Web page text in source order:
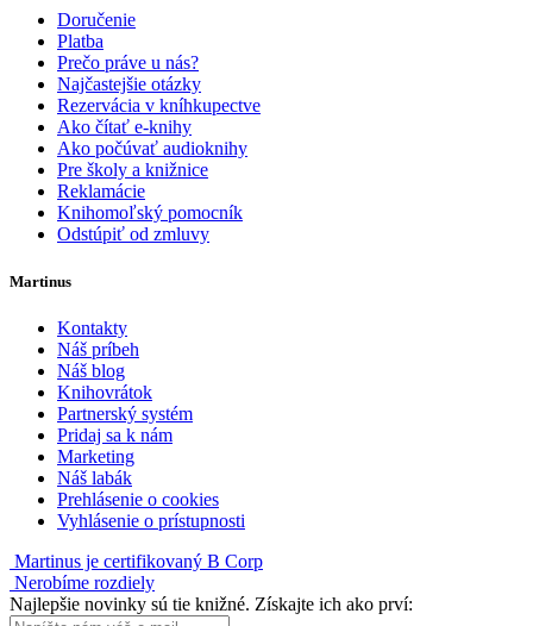
Doručenie
Platba
Prečo práve u nás?
Najčastejšie otázky
Rezervácia v kníhkupectve
Ako čítať e-knihy
Ako počúvať audioknihy
Pre školy a knižnice
Reklamácie
Knihomoľský pomocník
Odstúpiť od zmluvy
Martinus
Kontakty
Náš príbeh
Náš blog
Knihovrátok
Partnerský systém
Pridaj sa k nám
Marketing
Náš labák
Prehlásenie o cookies
Vyhlásenie o prístupnosti
Martinus je certifikovaný B Corp
Nerobíme rozdiely
Najlepšie novinky sú tie knižné. Získajte ich ako prví: